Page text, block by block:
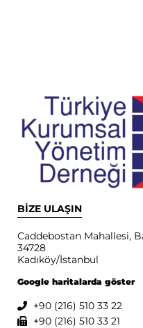
BİZE ULAŞIN
Caddebostan Mahallesi,
34728
Kadıköy/İstanbul
Google haritalarda göster
+90 (216) 510 33 22
+90 (216) 510 33 21